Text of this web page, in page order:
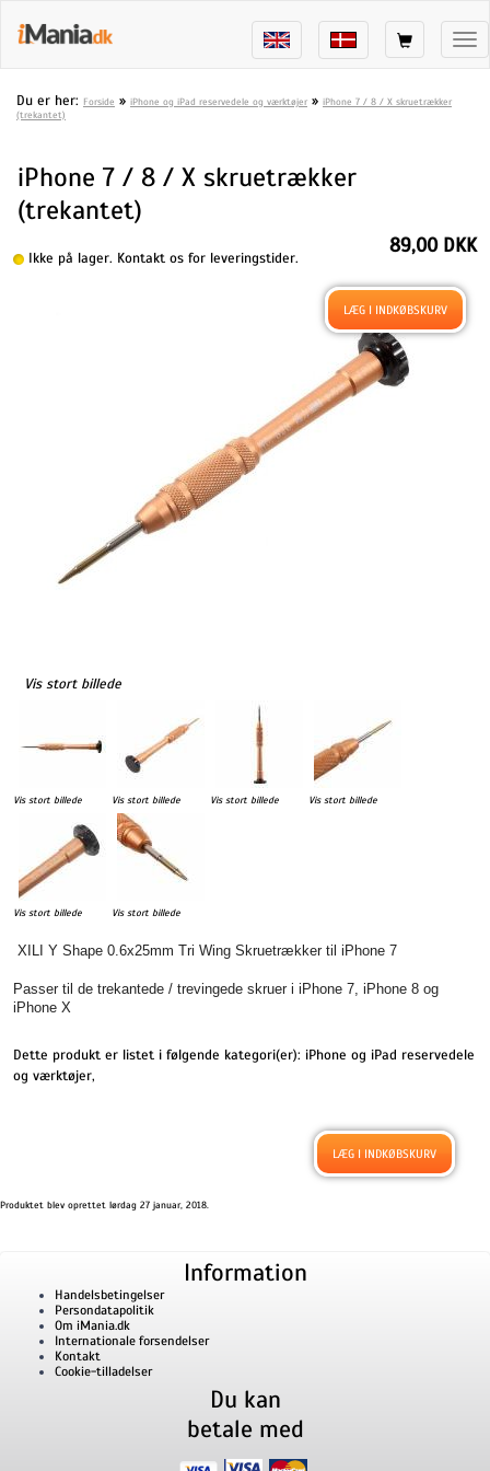
Du er her: Forside » iPhone og iPad reservedele og værktøjer » iPhone 7 / 8 / X skruetrækker
(trekantet)
iPhone 7 / 8 / X skruetrækker
(trekantet)
Ikke på lager. Kontakt os for leveringstider.
Vis stort billede
89,00 DKK
Vis stort billede Vis stort billede Vis stort billede Vis stort billede
Vis stort billede Vis stort billede
XILI Y Shape 0.6x25mm Tri Wing Skruetrækker til iPhone 7
Passer til de trekantede / trevingede skruer i iPhone 7, iPhone 8 og
iPhone X
Dette produkt er listet i følgende kategori(er): iPhone og iPad reservedele
og værktøjer,
Produktet blev oprettet lørdag 27 januar, 2018.
Information
Handelsbetingelser
Persondatapolitik
Om iMania.dk
Internationale forsendelser
Kontakt
Cookie-tilladelser
Du kan
betale med